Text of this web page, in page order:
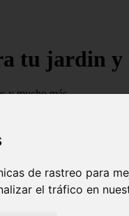
de rastreo para
el tráfico en
tu jardin y
y mucho más...